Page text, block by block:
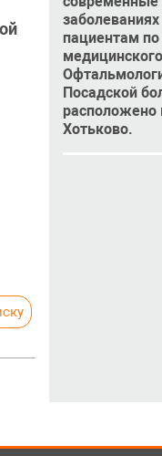
пациентам по
Посадской
расположено
Хотьково.